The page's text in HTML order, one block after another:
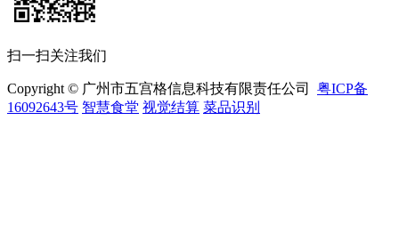
扫一扫关注我们
Copyright © 广州市五宫格信息科技有限责任公司 粤ICP备
16092643号 智慧食堂 视觉结算 菜品识别